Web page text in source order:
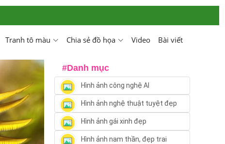
Tranh tô màu Chia sẻ đồ họa Video Bài viết
#Danh mục
Hình ảnh công nghệ AI
Hình ảnh nghệ thuật tuyệt đẹp
Hình ảnh gái xinh đẹp
Hình ảnh nam thần, đẹp trai